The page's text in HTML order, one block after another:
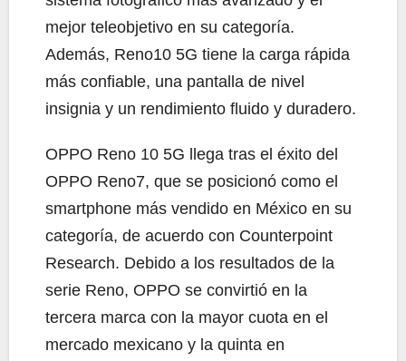
mejor teleobjetivo en su categoría.
Además, Reno10 5G tiene la carga rápida
más confiable, una pantalla de nivel
insignia y un rendimiento fluido y duradero.
OPPO Reno 10 5G llega tras el éxito del
OPPO Reno7, que se posicionó como el
smartphone más vendido en México en su
categoría, de acuerdo con Counterpoint
Research. Debido a los resultados de la
serie Reno, OPPO se convirtió en la
tercera marca con la mayor cuota en el
mercado mexicano y la quinta en